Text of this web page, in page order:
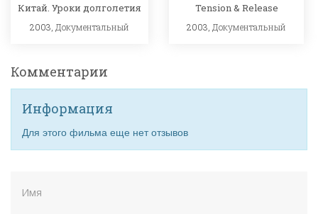
Китай. Уроки долголетия
2003, Документальный
Tension & Release
2003, Документальный
Комментарии
Информация
Для этого фильма еще нет отзывов